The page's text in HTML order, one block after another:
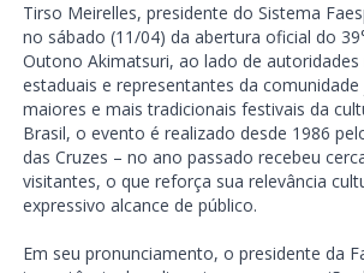
Tirso Meirelles, presidente do Sistema
no sábado (11/04) da abertura oficial do
Outono Akimatsuri, ao lado de autoridades
estaduais e representantes da
maiores e mais tradicionais festivais da
Brasil, o evento é realizado desde 1986
das Cruzes – no ano passado recebeu
visitantes, o que reforça sua relevância
expressivo alcance de público.
Em seu pronunciamento, o presidente da